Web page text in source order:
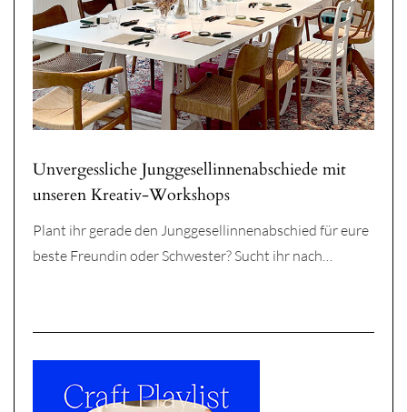
Unvergessliche Junggesellinnenabschiede mit
unseren Kreativ-Workshops
Plant ihr gerade den Junggesellinnenabschied für eure
beste Freundin oder Schwester? Sucht ihr nach…